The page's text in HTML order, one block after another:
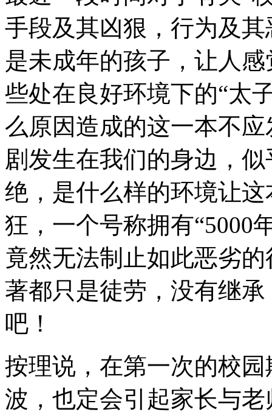
手段及其凶狠，行为及
是未成年的孩子，让人
些处在良好环境下的“太
么原因造成的这一本不
剧发生在我们的身边，
绝，是什么样的环境让
狂，一个号称拥有“5000
竟然无法制止如此恶劣
著都只是徒劳，没有继
吧！
按理说，在第一次的校
波，也定会引起家长与